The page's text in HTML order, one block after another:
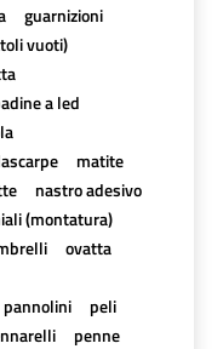
guarnizioni
vuoti)
a led
matite
nastro adesivo
(montatura)
ovatta
pannolini
peli
penne